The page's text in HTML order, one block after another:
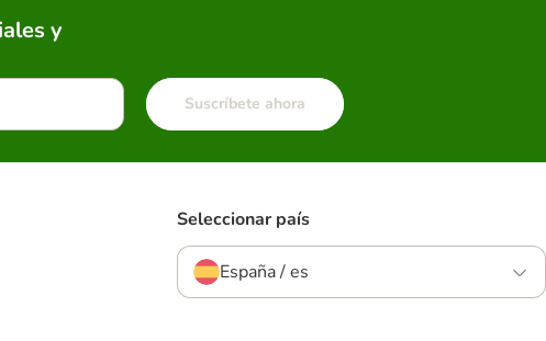
y
Suscríbete ahora
Seleccionar país
España / es